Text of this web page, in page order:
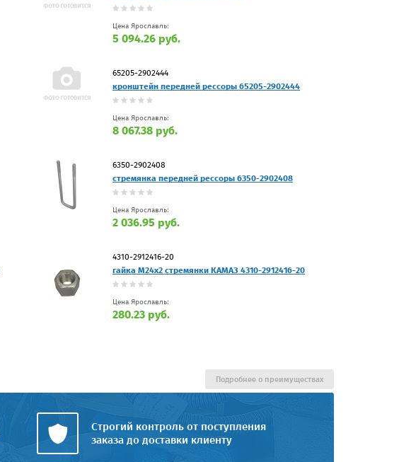
Цена Ярославль:
5 094.26 руб.
65205-2902444
кронштейн передней рессоры 65205-2902444
Цена Ярославль:
8 067.38 руб.
6350-2902408
стремянка передней рессоры 6350-2902408
Цена Ярославль:
2 036.95 руб.
4310-2912416-20
гайка М24х2 стремянки КАМАЗ 4310-2912416-20
Цена Ярославль:
280.23 руб.
Строгий контроль от поступления
заказа до доставки клиенту
Подробнее о преимуществах